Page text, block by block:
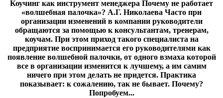
Коучинг как инструмент менеджера Почему не работает
«волшебная палочка»? А.Г. Николаева Часто при
организации изменений в компании руководители
обращаются за помощью к консультантам, тренерам,
коучам. При этом приход такого специалиста на
предприятие воспринимается его руководителями как
появление волшебной палочки, от одного взмаха которой
все в организации изменится к лучшему, а им самим
ничего при этом делать не придется. Практика
показывает: к сожалению, так не бывает. Почему?
Попробуем...